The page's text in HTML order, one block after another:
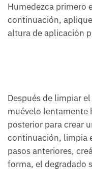
Humedezca primero
continuación,
altura de aplicación
Después de limpiar
muévelo lentamente
posterior para crear
continuación, limpia
pasos anteriores,
forma, el degradado